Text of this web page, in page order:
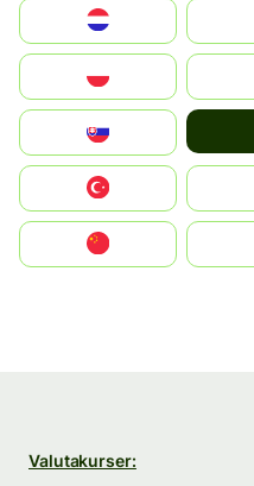
United States
中國香港特別行政區
Valutakurser: